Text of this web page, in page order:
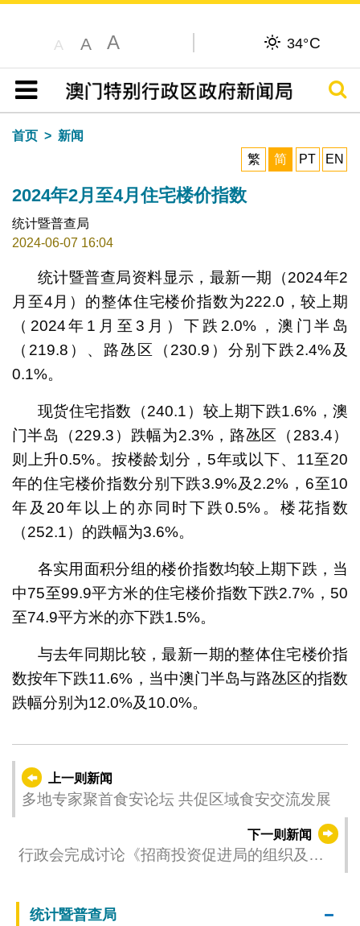
A A A 34°C
目录
搜寻
首页
新闻
繁
简 PT EN
2024年2月至4月住宅楼价指数
统计暨普查局
2024-06-07 16:04
统计暨普查局资料显示，最新一期（2024年2
月至4月）的整体住宅楼价指数为222.0，较上期
（2024年1月至3月）下跌2.0%，澳门半岛
（219.8）、路氹区（230.9）分别下跌2.4%及
0.1%。
现货住宅指数（240.1）较上期下跌1.6%，澳
门半岛（229.3）跌幅为2.3%，路氹区（283.4）
则上升0.5%。按楼龄划分，5年或以下、11至20
年的住宅楼价指数分别下跌3.9%及2.2%，6至10
年及20年以上的亦同时下跌0.5%。楼花指数
（252.1）的跌幅为3.6%。
各实用面积分组的楼价指数均较上期下跌，当
中75至99.9平方米的住宅楼价指数下跌2.7%，50
至74.9平方米的亦下跌1.5%。
与去年同期比较，最新一期的整体住宅楼价指
数按年下跌11.6%，当中澳门半岛与路氹区的指数
跌幅分别为12.0%及10.0%。
上一则新闻
多地专家聚首食安论坛 共促区域食安交流发展
下一则新闻
行政会完成讨论《招商投资促进局的组织及运
统计暨普查局